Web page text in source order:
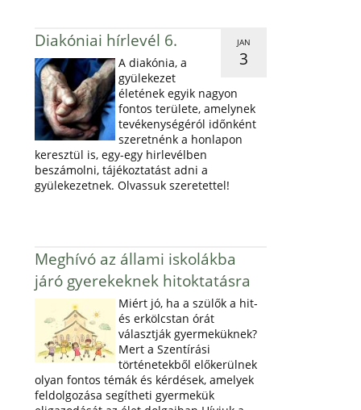
JAN
3
Diakóniai hírlevél 6.
A diakónia, a
gyülekezet
életének egyik nagyon
fontos területe, amelynek
tevékenységéról időnként
szeretnénk a honlapon
keresztül is, egy-egy hirlevélben
beszámolni, tájékoztatást adni a
gyülekezetnek. Olvassuk szeretettel!
Meghívó az állami iskolákba
járó gyerekeknek hitoktatásra
Miért jó, ha a szülők a hit-
és erkölcstan órát
választják gyermeküknek?
Mert a Szentírási
történetekből előkerülnek
olyan fontos témák és kérdések, amelyek
feldolgozása segítheti gyermekük